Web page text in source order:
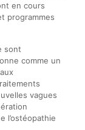
en cours
programmes
sont
comme un
vagues
l’ostéopathie